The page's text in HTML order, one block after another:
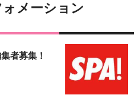
メーション
者募集！